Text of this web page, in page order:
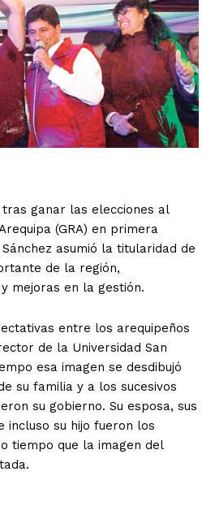
tras ganar las elecciones al
(GRA) en primera
asumió la titularidad de
de la región,
mejoras en la gestión.
entre los arequipeños
de la Universidad San
esa imagen se desdibujó
su familia y a los sucesivos
su gobierno. Su esposa, sus
incluso su hijo fueron los
tiempo que la imagen del